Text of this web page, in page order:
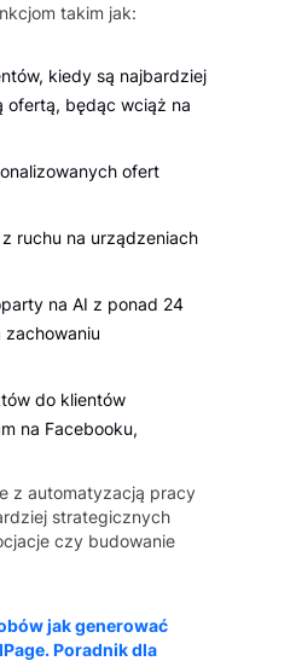
takim jak:
kiedy są najbardziej
ofertą, będąc wciąż na
ofert
ruchu na urządzeniach
na AI z ponad 24
zachowaniu
do klientów
na Facebooku,
z automatyzacją pracy
strategicznych
czy budowanie
jak generować
Poradnik dla